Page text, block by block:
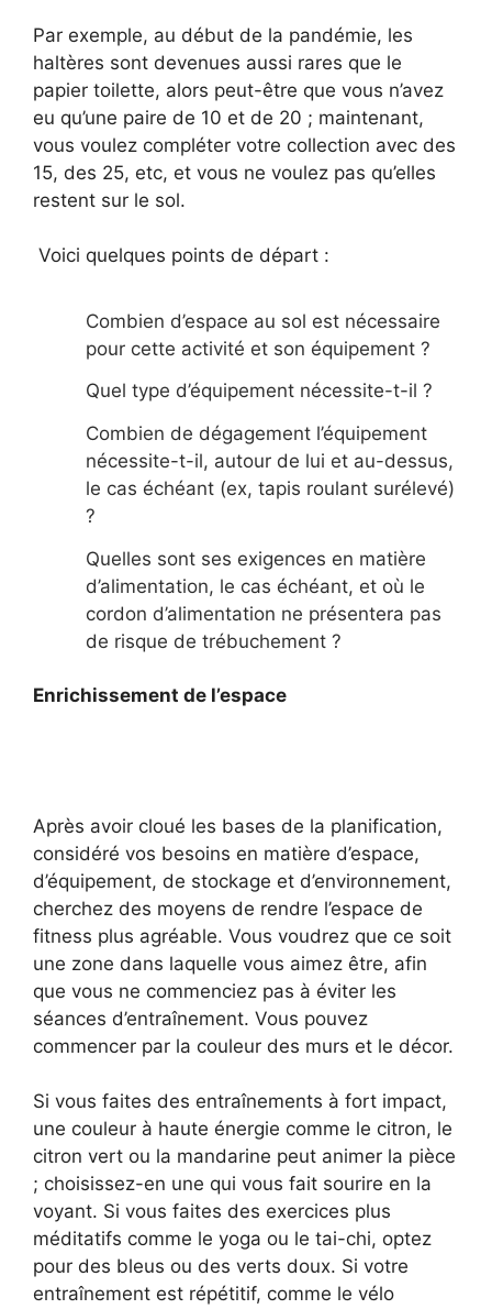
Par exemple, au début de la pandémie, les
haltères sont devenues aussi rares que le
papier toilette, alors peut-être que vous n’avez
eu qu’une paire de 10 et de 20 ; maintenant,
vous voulez compléter votre collection avec des
15, des 25, etc, et vous ne voulez pas qu’elles
restent sur le sol.
Voici quelques points de départ :
Combien d’espace au sol est nécessaire
pour cette activité et son équipement ?
Quel type d’équipement nécessite-t-il ?
Combien de dégagement l’équipement
nécessite-t-il, autour de lui et au-dessus,
le cas échéant (ex, tapis roulant surélevé)
?
Quelles sont ses exigences en matière
d’alimentation, le cas échéant, et où le
cordon d’alimentation ne présentera pas
de risque de trébuchement ?
Enrichissement de l’espace
Après avoir cloué les bases de la planification,
considéré vos besoins en matière d’espace,
d’équipement, de stockage et d’environnement,
cherchez des moyens de rendre l’espace de
fitness plus agréable. Vous voudrez que ce soit
une zone dans laquelle vous aimez être, afin
que vous ne commenciez pas à éviter les
séances d’entraînement. Vous pouvez
commencer par la couleur des murs et le décor.
Si vous faites des entraînements à fort impact,
une couleur à haute énergie comme le citron, le
citron vert ou la mandarine peut animer la pièce
; choisissez-en une qui vous fait sourire en la
voyant. Si vous faites des exercices plus
méditatifs comme le yoga ou le tai-chi, optez
pour des bleus ou des verts doux. Si votre
entraînement est répétitif, comme le vélo